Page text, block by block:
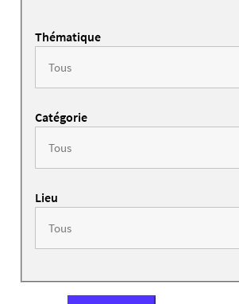
Thématique
Catégorie
Lieu